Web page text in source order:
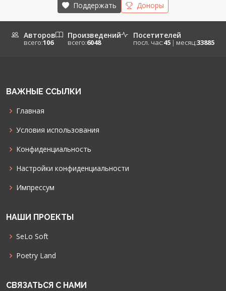
Поддержать Доноры
Авторов
всего:106
Произведений
всего:6048
Посетителей
посл. час:45 | месяц:33885
ВАЖНЫЕ ССЫЛКИ
Главная
Условия использования
Конфиденциальность
Настройки конфиденциальности
Импрессум
НАШИ ПРОЕКТЫ
SeLo Soft
Poetry Land
СВЯЗАТЬСЯ С НАМИ